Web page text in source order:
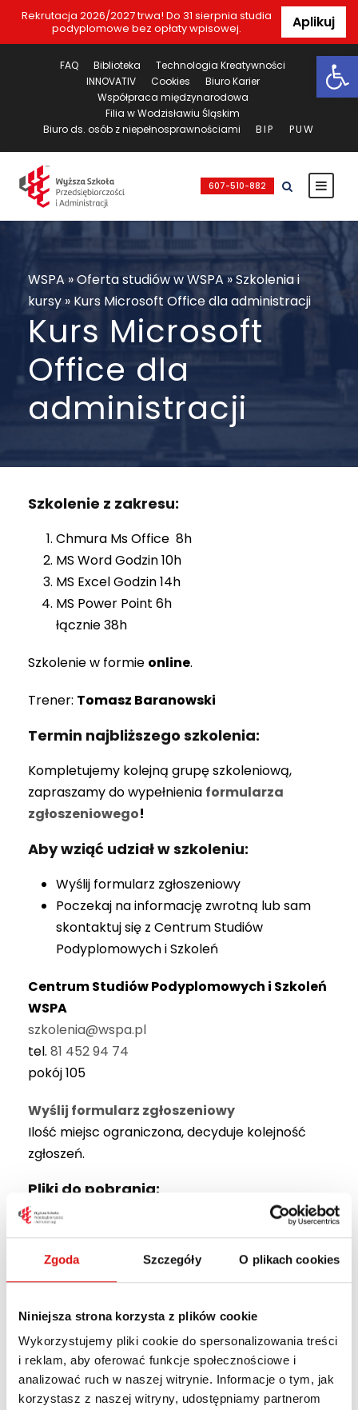
Zgoda Szczegóły O plikach cookies
Niniejsza strona korzysta z plików cookie
Wykorzystujemy pliki cookie do spersonalizowania treści
i reklam, aby oferować funkcje społecznościowe i
analizować ruch w naszej witrynie. Informacje o tym, jak
korzystasz z naszej witryny, udostępniamy partnerom
Rekrutacja 2026/2027 trwa! Do 31 sierpnia studia
podyplomowe bez opłaty wpisowej.
Aplikuj
FAQ Biblioteka
Technologia Kreatywności
INNOVATIV
Cookies
Biuro Karier
Współpraca międzynarodowa
Filia w Wodzisławiu Śląskim
Biuro ds. osób z niepełnosprawnościami
BIP PUW
607-510-882
WSPA »Oferta studiów w WSPA»Szkolenia i
kursy» Kurs Microsoft Office dla administracji
Kurs Microsoft
Office dla
administracji
Szkolenie z zakresu:
Chmura Ms Office 8h
MS Word Godzin 10h
MS Excel Godzin 14h
MS Power Point 6h
łącznie 38h
Szkolenie w formie online.
Trener: Tomasz Baranowski
Termin najbliższego szkolenia:
Kompletujemy kolejną grupę szkoleniową,
zapraszamy do wypełnienia formularza
zgłoszeniowego!
Aby wziąć udział w szkoleniu:
Wyślij formularz zgłoszeniowy
Poczekaj na informację zwrotną lub sam
skontaktuj się z Centrum Studiów
Podyplomowych i Szkoleń
Centrum Studiów Podyplomowych i Szkoleń
WSPA
szkolenia@wspa.pl
tel. 81 452 94 74
pokój 105
Wyślij formularz zgłoszeniowy
Ilość miejsc ograniczona, decyduje kolejność
zgłoszeń.
Pliki do pobrania:
Finansowanie szkolenia przez pracodawcę
Formularz zgłoszeniowy do druku
Minimalna liczba osób wynosi 8.
PROGRAM